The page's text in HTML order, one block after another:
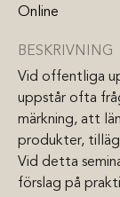
Online
BESKRIVNING
Vid offentliga
uppstår ofta
märkning, att
produkter,
Vid detta
förslag på